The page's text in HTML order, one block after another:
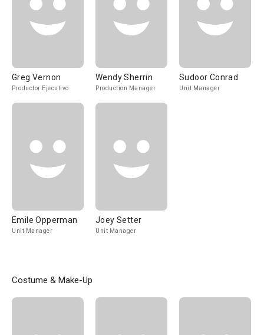
Greg Vernon
Productor Ejecutivo
Wendy Sherrin
Production Manager
Sudoor Conrad
Unit Manager
Emile Opperman
Unit Manager
Joey Setter
Unit Manager
Costume & Make-Up